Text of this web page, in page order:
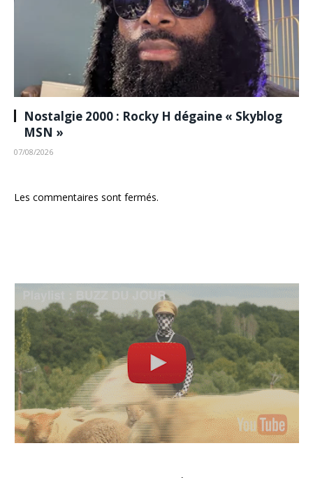
Nostalgie 2000 : Rocky H dégaine « Skyblog
MSN »
07/08/2026
Les commentaires sont fermés.